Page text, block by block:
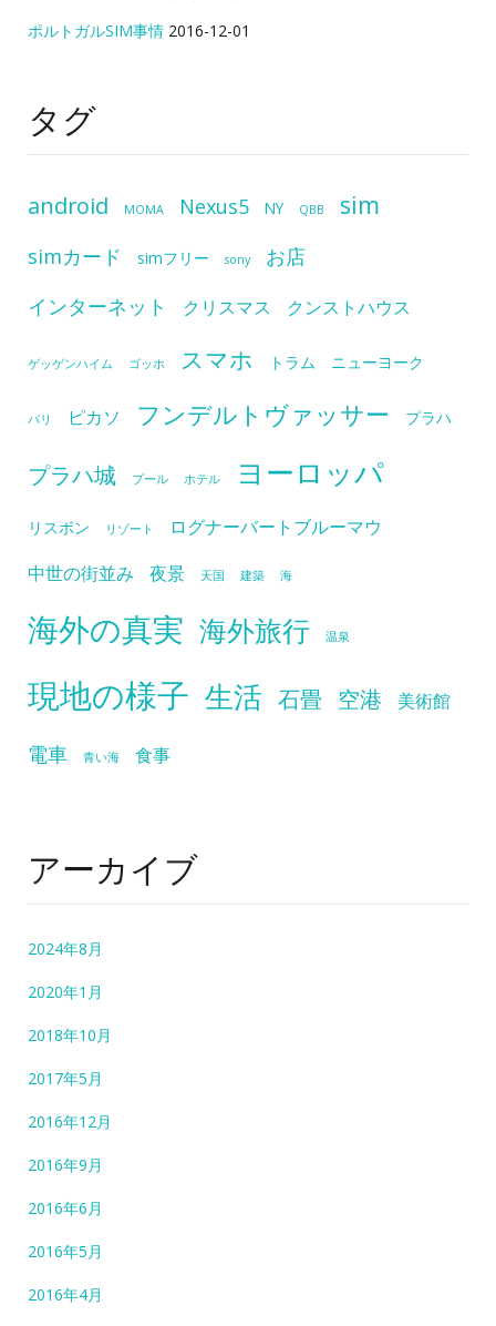
ポルトガルSIM事情 2016-12-01
タグ
android MOMA Nexus5 NY QBB sim
simカード simフリー sony
お店
インターネット
クリスマス クンストハウス
ゲッゲンハイム ゴッホ スマホ トラム ニューヨーク
パリ ピカソ フンデルトヴァッサー プラハ
プラハ城 プール ホテル ヨーロッパ
リスボン リゾート
ログナーバートブルーマウ
中世の街並み
夜景 天国 建築 海
海外の真実 海外旅行 温泉
現地の様子 生活 石畳 空港 美術館
電車 青い海 食事
アーカイブ
2024年8月
2020年1月
2018年10月
2017年5月
2016年12月
2016年9月
2016年6月
2016年5月
2016年4月